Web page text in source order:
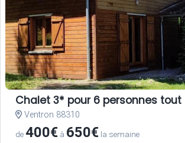
Chalet 3* pour 6 personnes
Ventron 88310
de400€ à 650€ la semaine